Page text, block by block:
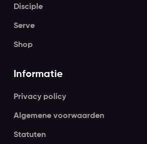
Disciple
Serve
Shop
Informatie
Privacy policy
Algemene voorwaarden
Statuten